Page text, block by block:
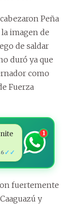
Peña
imagen de
de saldar
duró ya que
como
Fuerza
✓✓
1
fuertemente
y